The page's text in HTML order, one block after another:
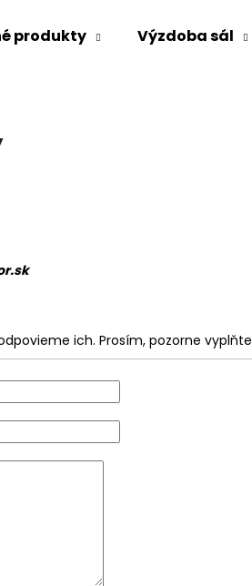
produkty Výzdoba sál
ich. Prosím, pozorne
(20KS)